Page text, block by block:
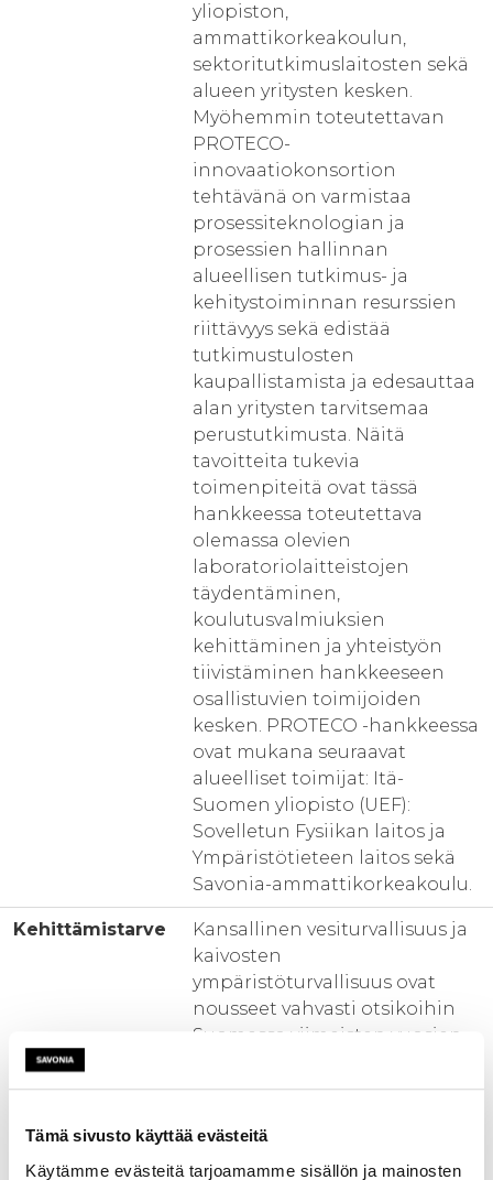
Tämä sivusto käyttää evästeitä
Käytämme evästeitä tarjoamamme sisällön ja mainosten
yliopiston,
ammattikorkeakoulun,
sektoritutkimuslaitosten sekä
alueen yritysten kesken.
Myöhemmin toteutettavan
PROTECO-
innovaatiokonsortion
tehtävänä on varmistaa
prosessiteknologian ja
prosessien hallinnan
alueellisen tutkimus- ja
kehitystoiminnan resurssien
riittävyys sekä edistää
tutkimustulosten
kaupallistamista ja edesauttaa
alan yritysten tarvitsemaa
perustutkimusta. Näitä
tavoitteita tukevia
toimenpiteitä ovat tässä
hankkeessa toteutettava
olemassa olevien
laboratoriolaitteistojen
täydentäminen,
koulutusvalmiuksien
kehittäminen ja yhteistyön
tiivistäminen hankkeeseen
osallistuvien toimijoiden
kesken. PROTECO -hankkeessa
ovat mukana seuraavat
alueelliset toimijat: Itä-
Suomen yliopisto (UEF):
Sovelletun Fysiikan laitos ja
Ympäristötieteen laitos sekä
Savonia-ammattikorkeakoulu.
Kehittämistarve
Kansallinen vesiturvallisuus ja
kaivosten
ympäristöturvallisuus ovat
nousseet vahvasti otsikoihin
Suomessa viimeisten vuosien
Suomessa toteutuneet
kaivosteollisuuden jatkuvat
vaikeudet vesipäästöjen